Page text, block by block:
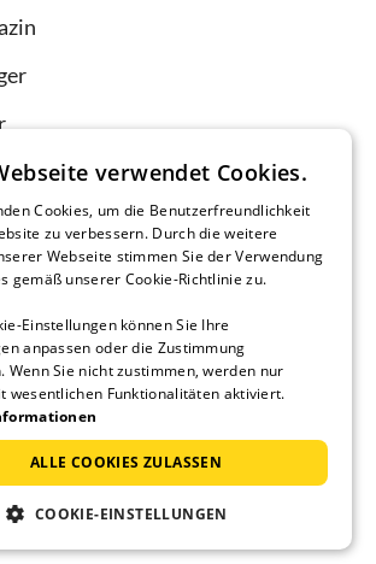
downloaden
alle Rechte
verwendet Cookies.
Cookies, um die Benutzerfreundlichkeit
zu verbessern. Durch die weitere
Webseite stimmen Sie der Verwendung
gemäß unserer Cookie-Richtlinie zu.
Einstellungen können Sie Ihre
anpassen oder die Zustimmung
Wenn Sie nicht zustimmen, werden nur
wesentlichen Funktionalitäten aktiviert.
ALLE COOKIES ZULASSEN
COOKIE-EINSTELLUNGEN